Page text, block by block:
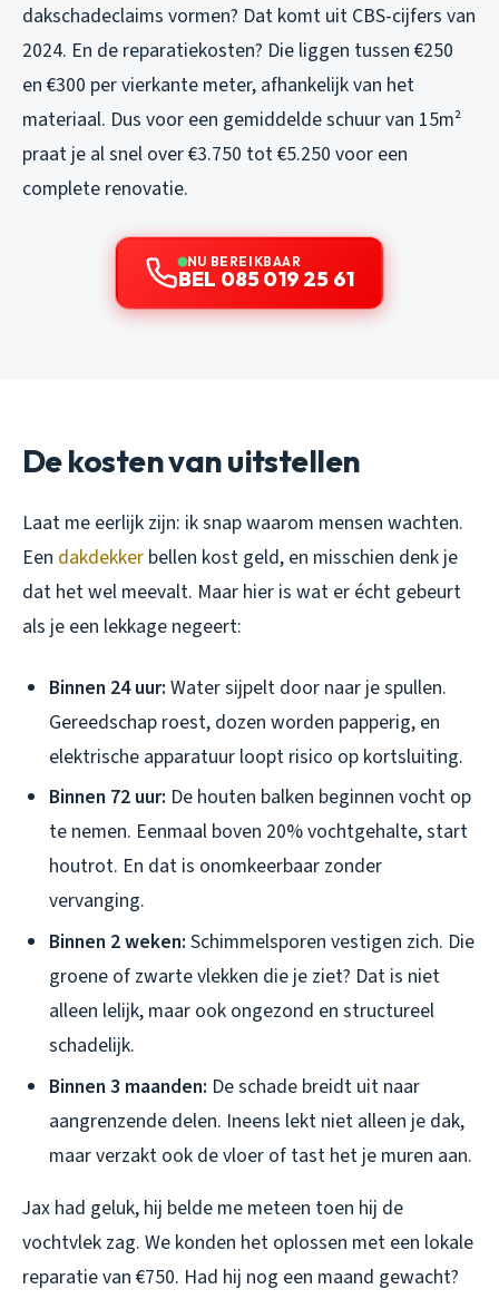
dakschadeclaims vormen? Dat komt uit CBS-cijfers van
2024. En de reparatiekosten? Die liggen tussen €250
en €300 per vierkante meter, afhankelijk van het
materiaal. Dus voor een gemiddelde schuur van 15m²
praat je al snel over €3.750 tot €5.250 voor een
complete renovatie.
NU BEREIKBAAR
BEL 085 019 25 61
De kosten van uitstellen
Laat me eerlijk zijn: ik snap waarom mensen wachten.
Een dakdekker bellen kost geld, en misschien denk je
dat het wel meevalt. Maar hier is wat er écht gebeurt
als je een lekkage negeert:
Binnen 24 uur: Water sijpelt door naar je spullen.
Gereedschap roest, dozen worden papperig, en
elektrische apparatuur loopt risico op kortsluiting.
Binnen 72 uur: De houten balken beginnen vocht op
te nemen. Eenmaal boven 20% vochtgehalte, start
houtrot. En dat is onomkeerbaar zonder
vervanging.
Binnen 2 weken: Schimmelsporen vestigen zich. Die
groene of zwarte vlekken die je ziet? Dat is niet
alleen lelijk, maar ook ongezond en structureel
schadelijk.
Binnen 3 maanden: De schade breidt uit naar
aangrenzende delen. Ineens lekt niet alleen je dak,
maar verzakt ook de vloer of tast het je muren aan.
Jax had geluk, hij belde me meteen toen hij de
vochtvlek zag. We konden het oplossen met een lokale
reparatie van €750. Had hij nog een maand gewacht?